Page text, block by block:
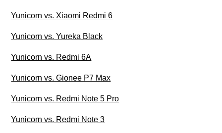
Yunicorn vs. Xiaomi Redmi 6
Yunicorn vs. Yureka Black
Yunicorn vs. Redmi 6A
Yunicorn vs. Gionee P7 Max
Yunicorn vs. Redmi Note 5 Pro
Yunicorn vs. Redmi Note 3